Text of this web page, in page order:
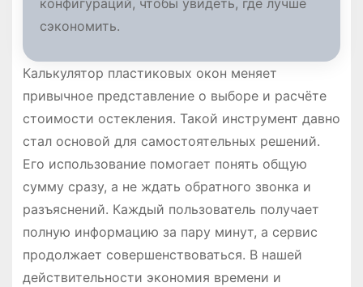
сэкономить.
Калькулятор пластиковых окон меняет
привычное представление о выборе и расчёте
стоимости остекления. Такой инструмент давно
стал основой для самостоятельных решений.
Его использование помогает понять общую
сумму сразу, а не ждать обратного звонка и
разъяснений. Каждый пользователь получает
полную информацию за пару минут, а сервис
продолжает совершенствоваться. В нашей
действительности экономия времени и